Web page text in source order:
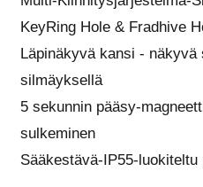
KeyRing Hole & Fradhive
Läpinäkyvä kansi - näkyvä
silmäyksellä
5 sekunnin pääsy-
sulkeminen
Sääkestävä-IP55-